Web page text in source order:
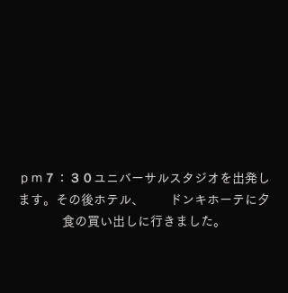
ｐｍ７：３０ユニバーサルスタジオを出発し
ます。その後ホテル、　　ドンキホーテに夕
食の買い出しに行きました。